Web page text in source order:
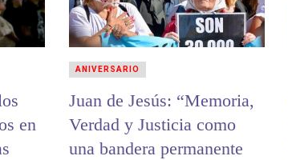
en
Juan de Jesús: “Memoria,
Verdad y Justicia como
una bandera permanente
ANIVERSARIO